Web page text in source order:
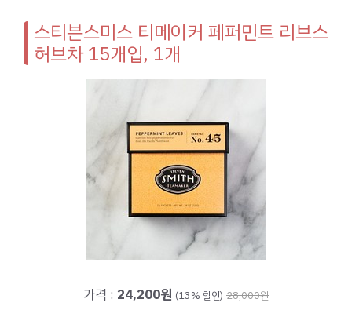
스티븐스미스 티메이커 페퍼민트 리브스
허브차 15개입, 1개
가격 : 24,200원 (13% 할인) 28,000원